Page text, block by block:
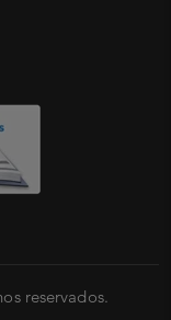
reservados.